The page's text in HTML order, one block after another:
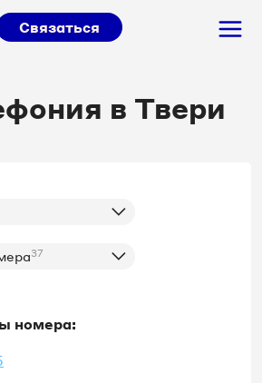
Связаться
в Твери
37
номера: